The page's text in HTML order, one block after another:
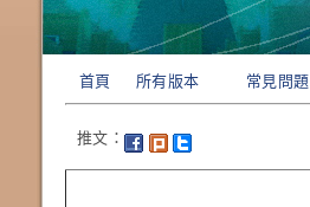
首頁 所有版本 常見問題
推文：